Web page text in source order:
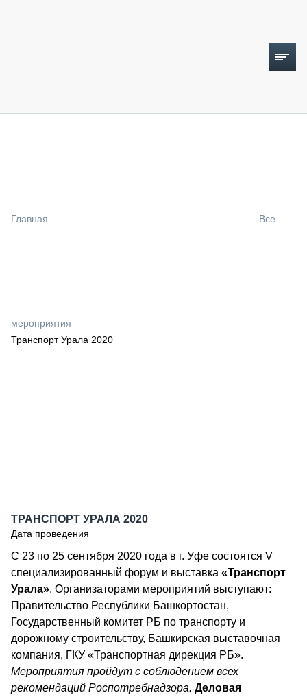
СПЕЦПРОЕКТЫ
Главная Все
мероприятия
Транспорт Урала 2020
ТРАНСПОРТ УРАЛА 2020
Дата проведения
С 23 по 25 сентября 2020 года в г. Уфе состоятся V
специализированный форум и выставка «Транспорт
Урала». Организаторами мероприятий выступают:
Правительство Республики Башкортостан,
Государственный комитет РБ по транспорту и
дорожному строительству, Башкирская выставочная
компания, ГКУ «Транспортная дирекция РБ».
Мероприятия пройдут с соблюдением всех
рекомендаций Роспотребнадзора. Деловая